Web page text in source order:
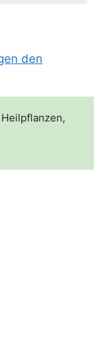
den